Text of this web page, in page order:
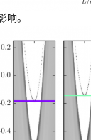
。